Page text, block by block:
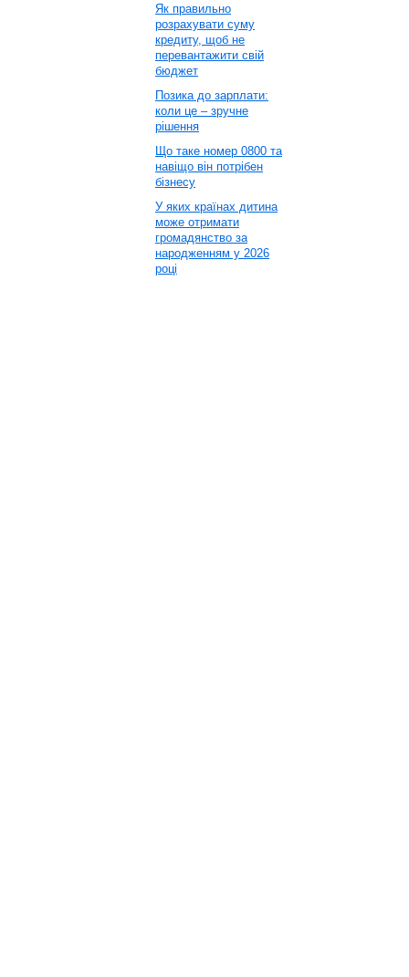
Як правильно
розрахувати суму
кредиту, щоб не
перевантажити свій
бюджет
Позика до зарплати:
коли це – зручне
рішення
Що таке номер 0800 та
навіщо він потрібен
бізнесу
У яких країнах дитина
може отримати
громадянство за
народженням у 2026
році